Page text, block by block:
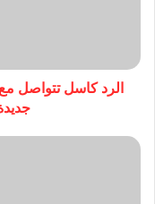
الرد كاسل تتواصل